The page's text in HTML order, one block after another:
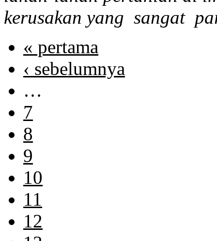
kerusakan yang sangat
« pertama
‹ sebelumnya
…
7
8
9
10
11
12